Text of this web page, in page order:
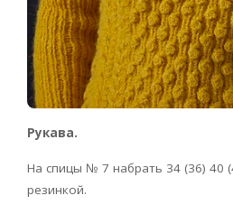
Рукава.
На спицы № 7 набрать 34 (36) 40
резинкой.